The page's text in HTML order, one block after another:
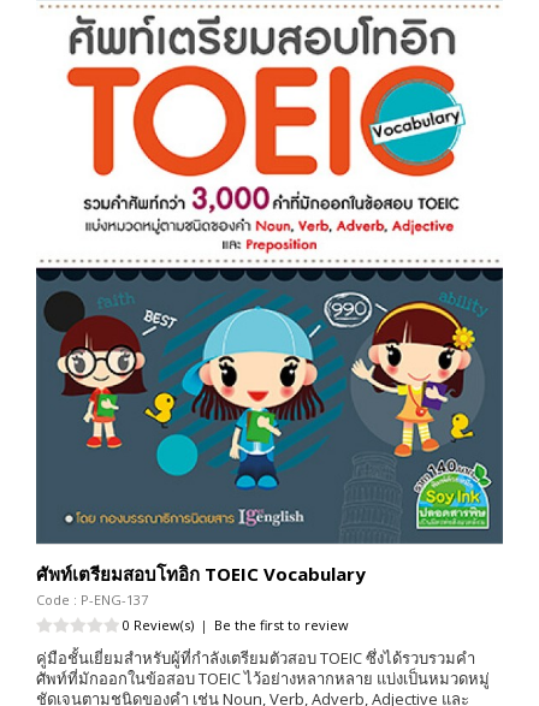
ศัพท์เตรียมสอบโทอิก TOEIC Vocabulary
Code : P-ENG-137
0 Review(s) | Be the first to review
คู่มือชั้นเยี่ยมสำหรับผู้ที่กำลังเตรียมตัวสอบ TOEIC ซึ่งได้รวบรวมคำ
ศัพท์ที่มักออกในข้อสอบ TOEIC ไว้อย่างหลากหลาย แบ่งเป็นหมวดหมู่
ชัดเจนตามชนิดของคำ เช่น Noun, Verb, Adverb, Adjective และ